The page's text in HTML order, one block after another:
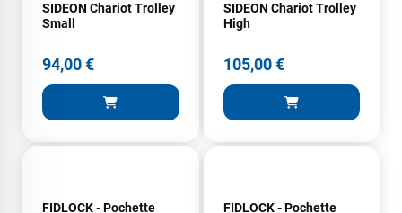
SIDEON Chariot Trolley
Small
94,00 €
SIDEON Chariot Trolley
High
105,00 €
FIDLOCK - Pochette FIDLOCK - Pochette